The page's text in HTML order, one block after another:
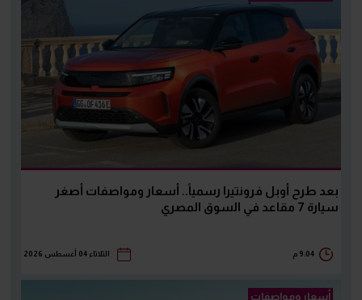
بعد طرح أوبل فرونتيرا رسمياً.. أسعار ومواصفات أصغر
سيارة 7 مقاعد في السوق المصري
9:04 م الثلاثاء 04 أغسطس 2026
أسعار ومواصفات